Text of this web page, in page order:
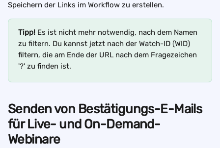
Speichern der Links im Workflow zu erstellen.
Tipp! Es ist nicht mehr notwendig, nach dem Namen
zu filtern. Du kannst jetzt nach der Watch-ID (WID)
filtern, die am Ende der URL nach dem Fragezeichen
'?' zu finden ist.
Senden von Bestätigungs-E-Mails
für Live- und On-Demand-
Webinare